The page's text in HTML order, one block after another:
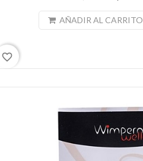
AÑADIR AL CARRITO
favorite_border